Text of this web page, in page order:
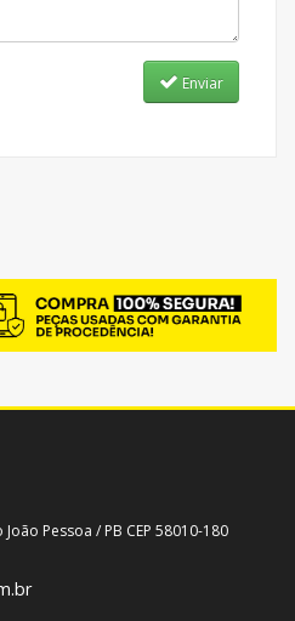
Enviar
Pessoa / PB CEP 58010-180